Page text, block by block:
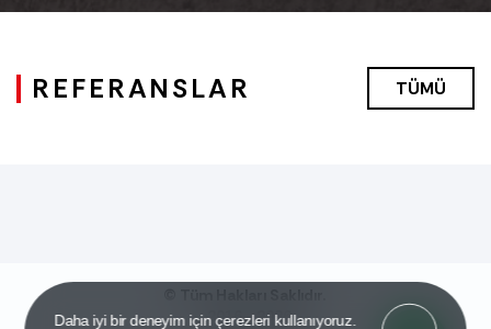
Daha iyi bir deneyim için çerezleri kullanıyoruz. Got it!
REFERANSLAR TÜMÜ
2016 - 2026